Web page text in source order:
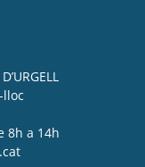
lloc
8h a 14h